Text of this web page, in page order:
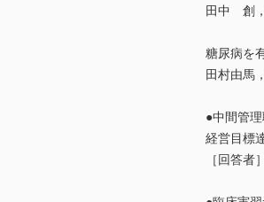
田中 創
糖尿病を
田村由馬
●中間管
経営目標
［回答者